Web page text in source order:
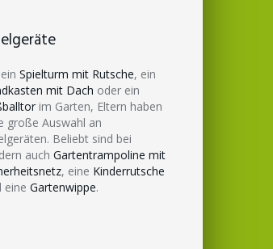
Spielturm mit Rutsche, ein
mit Dach oder ein
im Garten, Eltern haben
große Auswahl an
Beliebt sind bei
auch Gartentrampoline mit
, eine Kinderrutsche
eine Gartenwippe.